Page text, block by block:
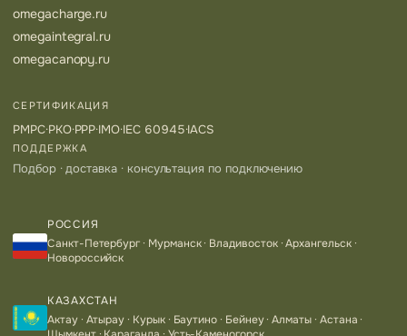
omegacharge.ru
omegaintegral.ru
omegacanopy.ru
СЕРТИФИКАЦИЯ
РМРС·РКО·РРР·IMO·IEC 60945·IACS
ПОДДЕРЖКА
Подбор · доставка · консультация по подключению
РОССИЯ
Санкт-Петербург · Мурманск · Владивосток · Архангельск ·
Новороссийск
КАЗАХСТАН
Актау · Атырау · Курык · Баутино · Бейнеу · Алматы · Астана ·